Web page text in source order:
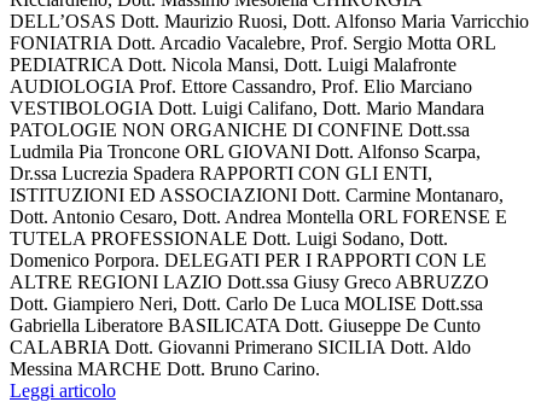
DELL’OSAS Dott. Maurizio Ruosi, Dott. Alfonso Maria Varricchio
FONIATRIA Dott. Arcadio Vacalebre, Prof. Sergio Motta ORL
PEDIATRICA Dott. Nicola Mansi, Dott. Luigi Malafronte
AUDIOLOGIA Prof. Ettore Cassandro, Prof. Elio Marciano
VESTIBOLOGIA Dott. Luigi Califano, Dott. Mario Mandara
PATOLOGIE NON ORGANICHE DI CONFINE Dott.ssa
Ludmila Pia Troncone ORL GIOVANI Dott. Alfonso Scarpa,
Dr.ssa Lucrezia Spadera RAPPORTI CON GLI ENTI,
ISTITUZIONI ED ASSOCIAZIONI Dott. Carmine Montanaro,
Dott. Antonio Cesaro, Dott. Andrea Montella ORL FORENSE E
TUTELA PROFESSIONALE Dott. Luigi Sodano, Dott.
Domenico Porpora. DELEGATI PER I RAPPORTI CON LE
ALTRE REGIONI LAZIO Dott.ssa Giusy Greco ABRUZZO
Dott. Giampiero Neri, Dott. Carlo De Luca MOLISE Dott.ssa
Gabriella Liberatore BASILICATA Dott. Giuseppe De Cunto
CALABRIA Dott. Giovanni Primerano SICILIA Dott. Aldo
Messina MARCHE Dott. Bruno Carino.
Leggi articolo